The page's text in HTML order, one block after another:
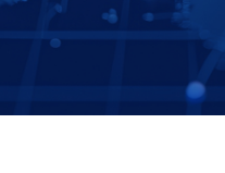
Контакты